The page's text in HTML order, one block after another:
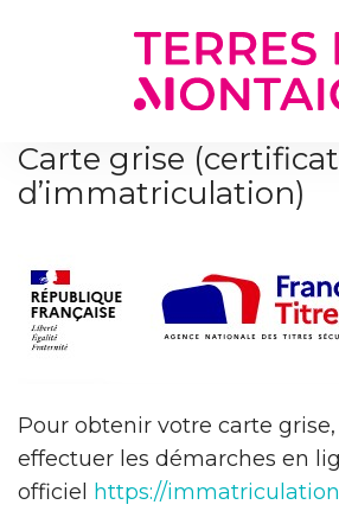
Carte grise (certificat
d’immatriculation)
Pour obtenir votre carte
effectuer les démarches en
officiel
https://